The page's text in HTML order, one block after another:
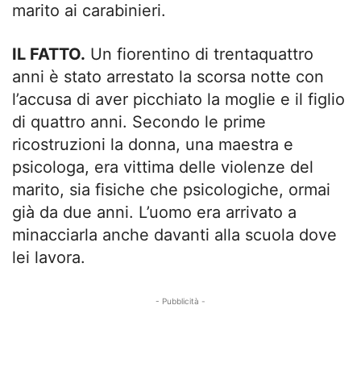
marito ai carabinieri.
IL FATTO. Un fiorentino di trentaquattro
anni è stato arrestato la scorsa notte con
l’accusa di aver picchiato la moglie e il figlio
di quattro anni. Secondo le prime
ricostruzioni la donna, una maestra e
psicologa, era vittima delle violenze del
marito, sia fisiche che psicologiche, ormai
già da due anni. L’uomo era arrivato a
minacciarla anche davanti alla scuola dove
lei lavora.
- Pubblicità -